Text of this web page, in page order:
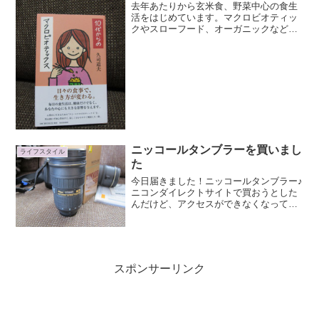
去年あたりから玄米食、野菜中心の食生
活をはじめています。マクロビオティッ
クやスローフード、オーガニックなどの
ライフスタイル
ニッコールタンブラーを買いまし
た
今日届きました！ニッコールタンブラー♪
ニコンダイレクトサイトで買おうとした
んだけど、アクセスができなくなってシ
スポンサーリンク